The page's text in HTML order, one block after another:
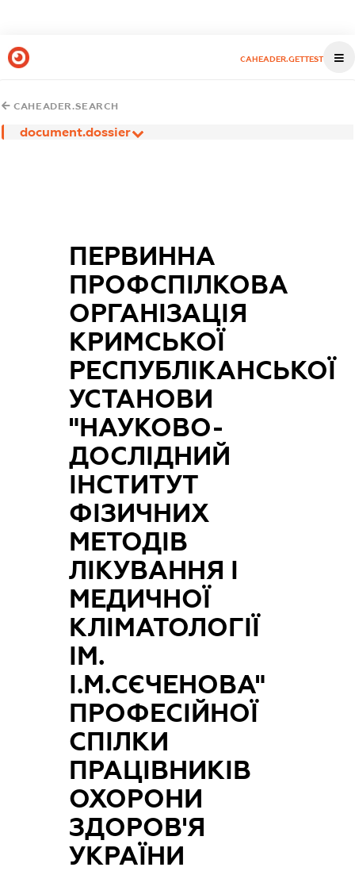
CAHEADER.GETTEST
CAHEADER.SEARCH
document.dossier
ПЕРВИННА
ПРОФСПІЛКОВА
ОРГАНІЗАЦІЯ
КРИМСЬКОЇ
РЕСПУБЛІКАНСЬКОЇ
УСТАНОВИ
"НАУКОВО-
ДОСЛІДНИЙ
ІНСТИТУТ
ФІЗИЧНИХ
МЕТОДІВ
ЛІКУВАННЯ І
МЕДИЧНОЇ
КЛІМАТОЛОГІЇ
ІМ.
І.М.СЄЧЕНОВА"
ПРОФЕСІЙНОЇ
СПІЛКИ
ПРАЦІВНИКІВ
ОХОРОНИ
ЗДОРОВ'Я
УКРАЇНИ